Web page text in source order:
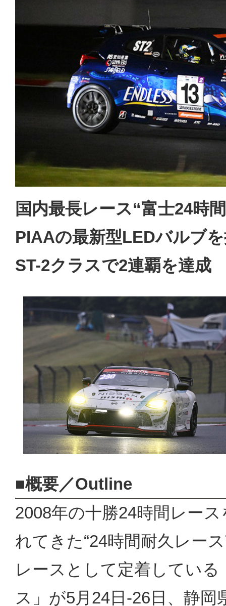
国内最長レース“富士24時
PIAAの最新型LEDバルブ
ST-2クラスで2連覇を達成
■概要／Outline
2008年の十勝24時間レー
れてきた“24時間耐久レー
レースとして定着してい
ス」が5月24日-26日、静